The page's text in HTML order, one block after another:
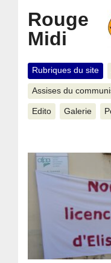
Rouge
Midi
Rubriques du site
Assises du
Edito Galerie